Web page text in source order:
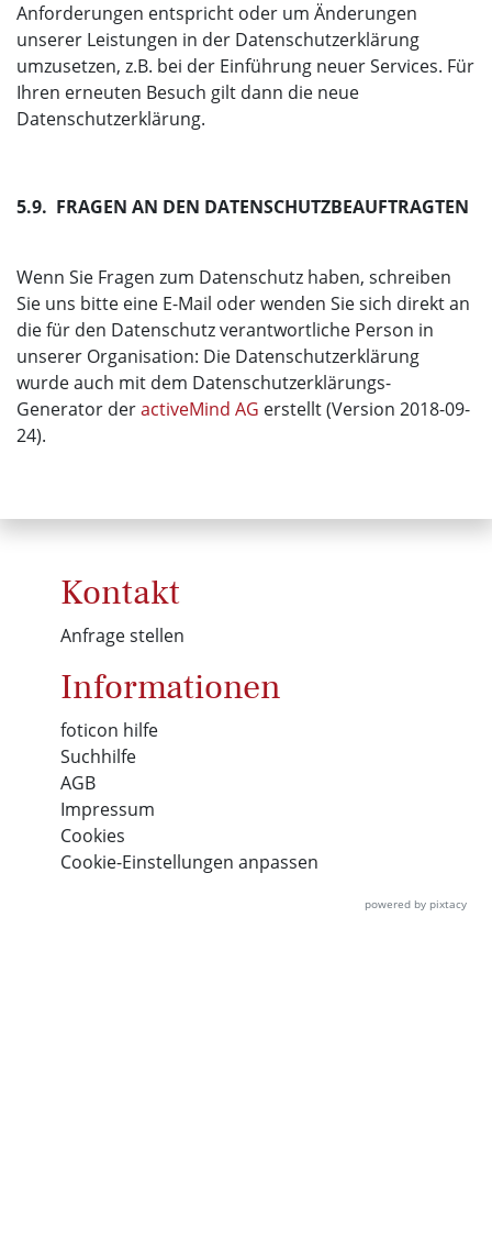
Anforderungen entspricht oder um Änderungen
unserer Leistungen in der Datenschutzerklärung
umzusetzen, z.B. bei der Einführung neuer Services. Für
Ihren erneuten Besuch gilt dann die neue
Datenschutzerklärung.
5.9. FRAGEN AN DEN DATENSCHUTZBEAUFTRAGTEN
Wenn Sie Fragen zum Datenschutz haben, schreiben
Sie uns bitte eine E-Mail oder wenden Sie sich direkt an
die für den Datenschutz verantwortliche Person in
unserer Organisation: Die Datenschutzerklärung
wurde auch mit dem Datenschutzerklärungs-
Generator deractiveMind AG erstellt (Version 2018-09-
24).
Kontakt
Anfrage stellen
Informationen
foticon hilfe
Suchhilfe
AGB
Impressum
Cookies
Cookie-Einstellungen anpassen
powered by pixtacy